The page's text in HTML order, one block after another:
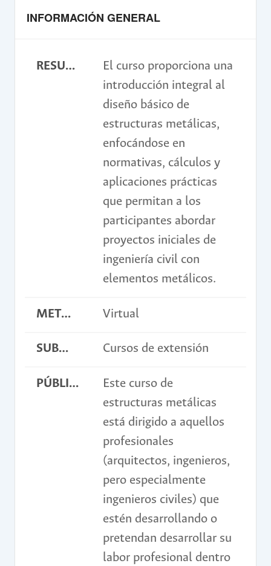
INFORMACIÓN GENERAL
RESUMEN
El curso proporciona una
introducción integral al
diseño básico de
estructuras metálicas,
enfocándose en
normativas, cálculos y
aplicaciones prácticas
que permitan a los
participantes abordar
proyectos iniciales de
ingeniería civil con
elementos metálicos.
METODOLOGÍA Virtual
SUBMODALIDAD Cursos de extensión
PÚBLICO OBJETIVO
Este curso de
estructuras metálicas
está dirigido a aquellos
profesionales
(arquitectos, ingenieros,
pero especialmente
ingenieros civiles) que
estén desarrollando o
pretendan desarrollar su
labor profesional dentro